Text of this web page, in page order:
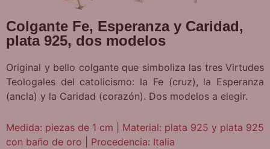
Colgante Fe, Esperanza y Caridad,
plata 925, dos modelos
Original y bello colgante que simboliza las tres Virtudes
Teologales del catolicismo: la Fe (cruz), la Esperanza
(ancla) y la Caridad (corazón). Dos modelos a elegir.
Medida: piezas de 1 cm | Material: plata 925 y plata 925
con baño de oro | Procedencia: Italia